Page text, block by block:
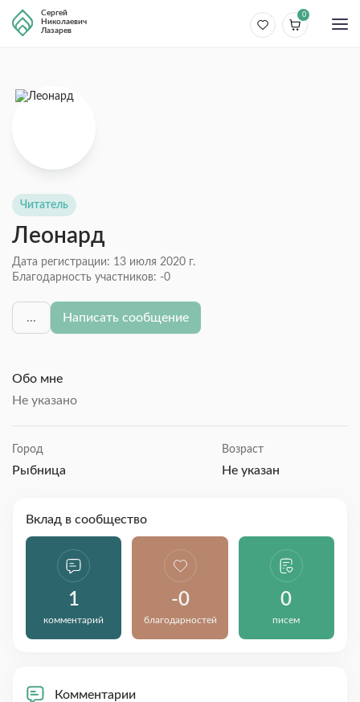
Сергей
Николаевич
Лазарев
0
Читатель
Леонард
Дата регистрации: 13 июля 2020 г.
Благодарность участников: -0
... Написать сообщение
Обо мне
Не указано
Город
Рыбница
Возраст
Не указан
Вклад в сообщество
1
комментарий
-0
благодарностей
0
писем
Комментарии